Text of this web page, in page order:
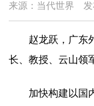
来源：当代世界
赵龙跃，广东
长、教授、云山领
加快构建以国